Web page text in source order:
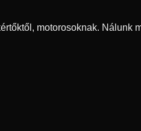
motorosoknak. Nálunk